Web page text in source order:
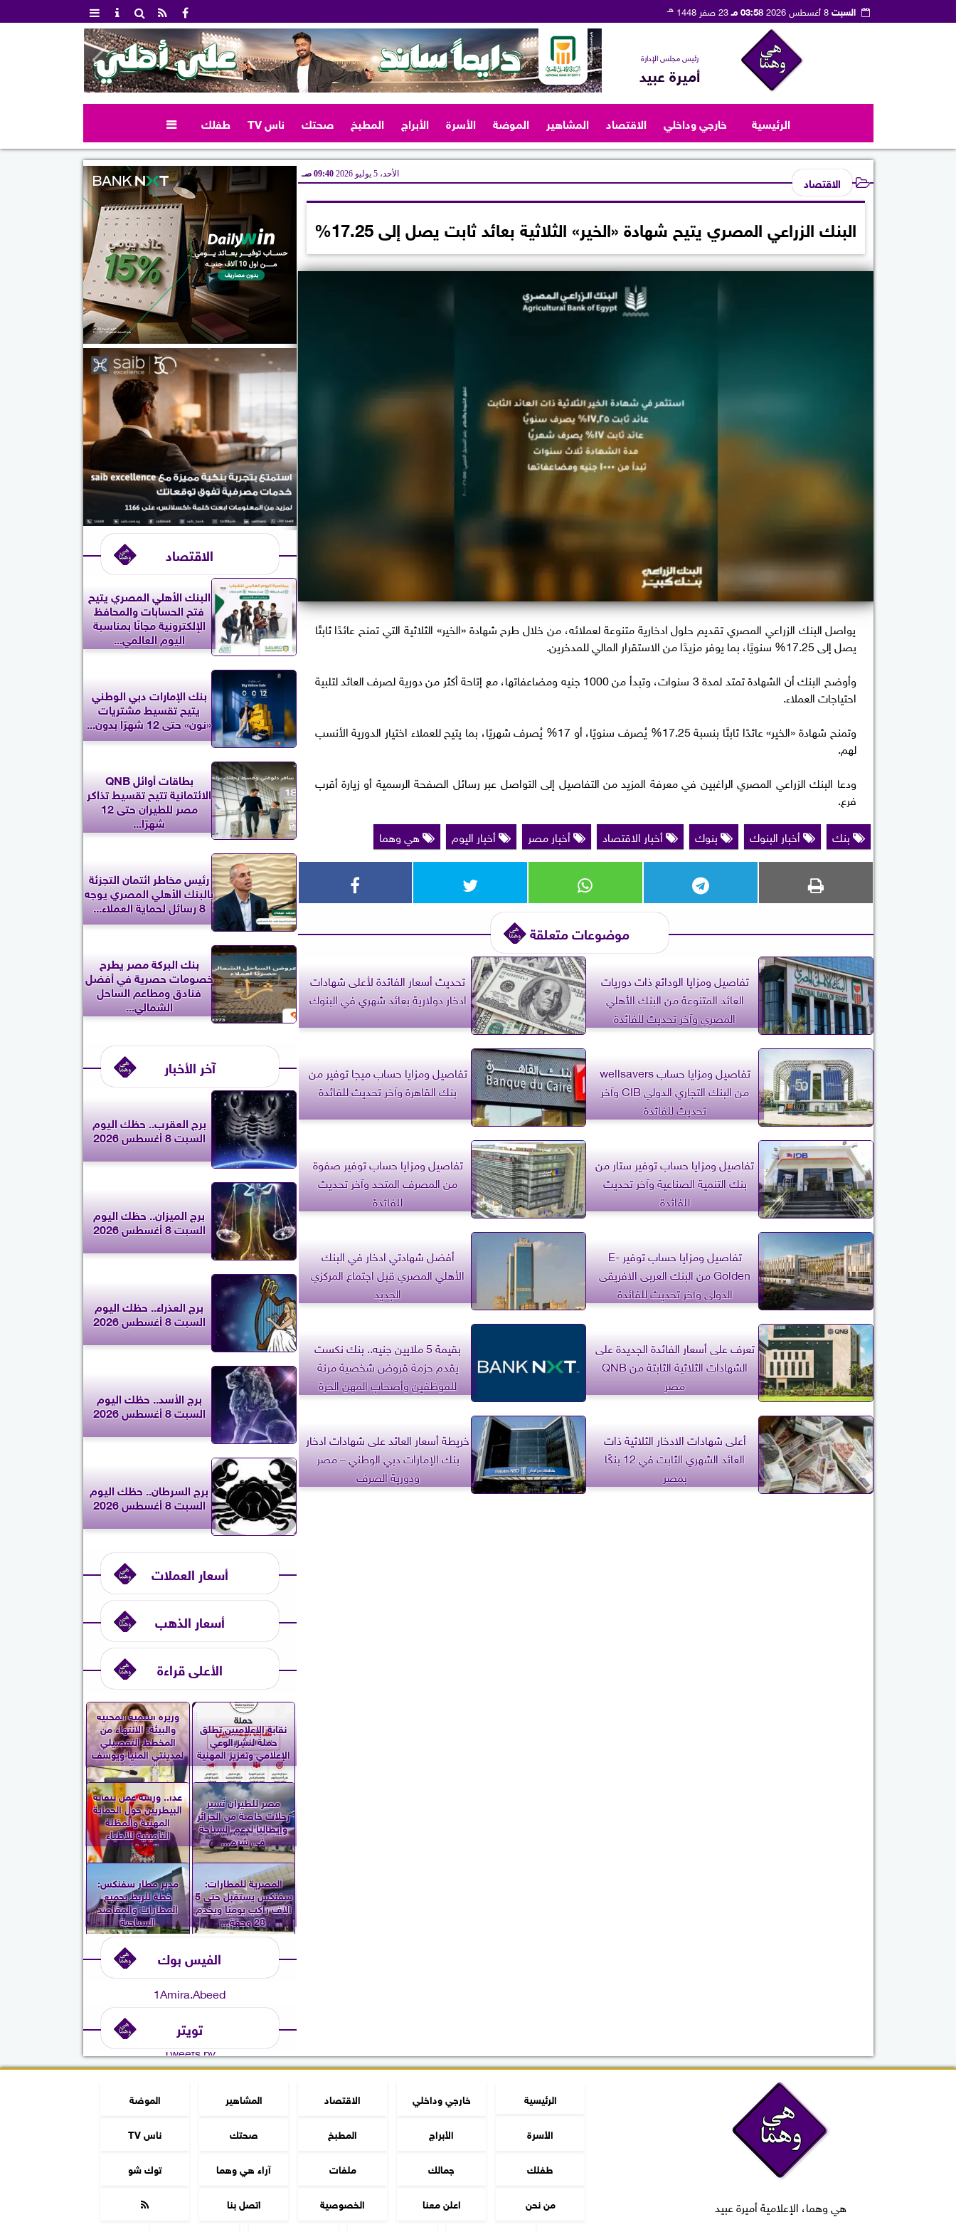
السبت8 أغسطس 2026 03:58 مـ 23 صفر 1448 هـ
رئيس مجلس الإدارة
أميرة عبيد
الرئيسية خارجي وداخلي الاقتصاد المشاهير الموضة الأسرة الأبراج المطبخ صحتك ناس TV طفلك 
الاقتصاد الأحد، 5 يوليو 2026 09:40 صـ
البنك الزراعي المصري يتيح شهادة «الخير» الثلاثية بعائد ثابت يصل إلى 17.25%
يواصل البنك الزراعي المصري تقديم حلول ادخارية متنوعة لعملائه، من خلال طرح شهادة «الخير» الثلاثية التي تمنح عائدًا ثابتًا
يصل إلى 17.25% سنويًا، بما يوفر مزيدًا من الاستقرار المالي للمدخرين.
وأوضح البنك أن الشهادة تمتد لمدة 3 سنوات، وتبدأ من 1000 جنيه ومضاعفاتها، مع إتاحة أكثر من دورية لصرف العائد لتلبية
احتياجات العملاء.
وتمنح شهادة «الخير» عائدًا ثابتًا بنسبة 17.25% يُصرف سنويًا، أو 17% يُصرف شهريًا، بما يتيح للعملاء اختيار الدورية الأنسب
لهم.
ودعا البنك الزراعي المصري الراغبين في معرفة المزيد من التفاصيل إلى التواصل عبر رسائل الصفحة الرسمية أو زيارة أقرب
فرع.
بنك
أخبار البنوك بنوك أخبار الاقتصاد أخبار مصر أخبار اليوم هي وهما
موضوعات متعلقة
تفاصيل ومزايا الودائع ذات دوريات
العائد المتنوعة من البنك الأهلي
المصري وآخر تحديث للفائدة
تحديث أسعار الفائدة لأعلى شهادات
ادخار دولارية بعائد شهري في البنوك
تفاصيل ومزايا حساب wellsavers
من البنك التجاري الدولي CIB وآخر
تحديث للفائدة
تفاصيل ومزايا حساب ميجا توفير من
بنك القاهرة وآخر تحديث للفائدة
تفاصيل ومزايا حساب توفير ستار من
بنك التنمية الصناعية وآخر تحديث
للفائدة
تفاصيل ومزايا حساب توفير صفوة
من المصرف المتحد وآخر تحديث
للفائدة
تفاصيل ومزايا حساب توفير E-
Golden من البنك العربى الافريقى
الدولى وآخر تحديث للفائدة
أفضل شهادتي ادخار في البنك
الأهلي المصري قبل اجتماع المركزي
الجديد
تعرف على أسعار الفائدة الجديدة على
الشهادات الثلاثية الثابتة من QNB
مصر
بقيمة 5 ملايين جنيه.. بنك نكست
يقدم حزمة قروض شخصية مرنة
للموظفين وأصحاب المهن الحرة
أعلى شهادات الادخار الثلاثية ذات
العائد الشهري الثابت في 12 بنكًا
بمصر
خريطة أسعار العائد على شهادات ادخار
بنك الإمارات دبي الوطني – مصر
ودورية الصرف
الاقتصاد
البنك الأهلي المصري يتيح
فتح الحسابات والمحافظ
الإلكترونية مجانًا بمناسبة
اليوم العالمي...
بنك الإمارات دبي الوطني
يتيح تقسيط مشتريات
«نون» حتى 12 شهرًا بدون...
بطاقات أوائل QNB
الائتمانية تتيح تقسيط تذاكر
مصر للطيران حتى 12
شهرًا...
رئيس مخاطر ائتمان التجزئة
بالبنك الأهلي المصري يوجه
8 رسائل لحماية العملاء...
بنك البركة مصر يطرح
خصومات حصرية في أفضل
فنادق ومطاعم الساحل
الشمالي...
آخر الأخبار
برج العقرب.. حظك اليوم
السبت 8 أغسطس 2026
برج الميزان.. حظك اليوم
السبت 8 أغسطس 2026
برج العذراء.. حظك اليوم
السبت 8 أغسطس 2026
برج الأسد.. حظك اليوم
السبت 8 أغسطس 2026
برج السرطان.. حظك اليوم
السبت 8 أغسطس 2026
أسعار العملات
أسعار الذهب
الأعلى قراءة
نقابة الإعلاميين تطلق
حملة لنشر الوعي
الإعلامي وتعزيز المهنية
وزيرة التنمية المحلية
والبيئة: الانتهاء من
المخطط التفصيلي
لمدينتي المنيا ويوسف
الصديق...
مصر للطيران تُسير
رحلات خاصة من الجزائر
وإيطاليا لدعم السياحة
في شرم...
غدا.. ورشة عمل بنقابة
البيطريين حول الحماية
المهنية والمظلة
التأمينية للأطباء
العاملين...
المصرية للمطارات:
سفنكس يستقبل حتى 5
آلاف راكب يوميًا ويخدم
28 وجهة...
مدير مطار سفنكس:
خطة للربط بجميع
المطارات والمقاصد
السياحية
الفيس بوك
1Amira.Abeed
تويتر
Tweets by
هي وهما، الإعلامية أميرة عبيد
الرئيسية خارجي وداخلي الاقتصاد المشاهير
الموضة
الأسرة
الأبراج المطبخ صحتك
ناس TV
طفلك
جمالك ملفات آراء هي وهما
توك شو
من نحن
اعلن معنا الخصوصية اتصل بنا
